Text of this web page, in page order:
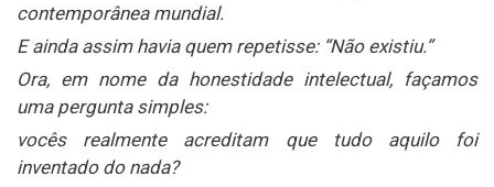
contemporânea mundial.
E ainda assim havia quem repetisse: “Não existiu.”
Ora, em nome da honestidade intelectual, façamos
uma pergunta simples:
vocês realmente acreditam que tudo aquilo foi
inventado do nada?